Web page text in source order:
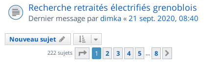
Recherche retraités électrifiés grenoblois
Dernier message par dimka « 21 sept. 2020, 08:40
Nouveau sujet
222 sujets Page 1sur
1 2 3 4 5 … 8